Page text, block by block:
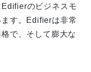
のビジネスモ
す。Edifierは非常
で、そして膨大な